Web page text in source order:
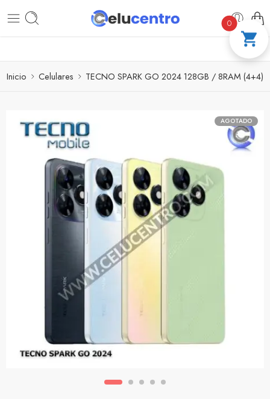
PAGA A CUOTAS CON ADDI COMPRA
Inicio Celulares TECNO SPARK GO 2024 128GB / 8RAM (4+4)
AGOTADO
0